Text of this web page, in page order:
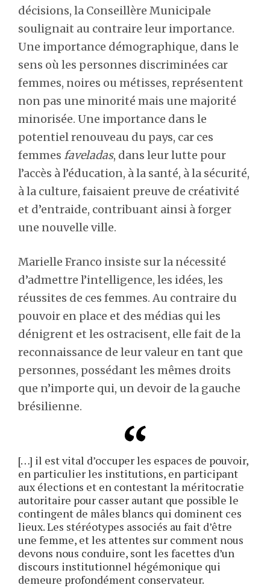
décisions, la Conseillère Municipale
soulignait au contraire leur importance.
Une importance démographique, dans le
sens où les personnes discriminées car
femmes, noires ou métisses, représentent
non pas une minorité mais une majorité
minorisée. Une importance dans le
potentiel renouveau du pays, car ces
femmes faveladas, dans leur lutte pour
l’accès à l’éducation, à la santé, à la sécurité,
à la culture, faisaient preuve de créativité
et d’entraide, contribuant ainsi à forger
une nouvelle ville.
Marielle Franco insiste sur la nécessité
d’admettre l’intelligence, les idées, les
réussites de ces femmes. Au contraire du
pouvoir en place et des médias qui les
dénigrent et les ostracisent, elle fait de la
reconnaissance de leur valeur en tant que
personnes, possédant les mêmes droits
que n’importe qui, un devoir de la gauche
brésilienne.
[…] il est vital d’occuper les espaces de pouvoir,
en particulier les institutions, en participant
aux élections et en contestant la méritocratie
autoritaire pour casser autant que possible le
contingent de mâles blancs qui dominent ces
lieux. Les stéréotypes associés au fait d’être
une femme, et les attentes sur comment nous
devons nous conduire, sont les facettes d’un
discours institutionnel hégémonique qui
demeure profondément conservateur.